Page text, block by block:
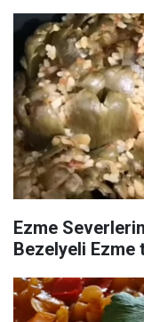
Ezme
Bezelyeli Ezme